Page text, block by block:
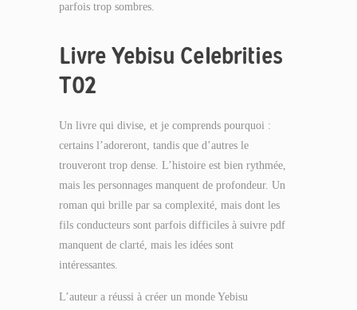
parfois trop sombres.
Livre Yebisu Celebrities
T02
Un livre qui divise, et je comprends pourquoi :
certains l’adoreront, tandis que d’autres le
trouveront trop dense. L’histoire est bien rythmée,
mais les personnages manquent de profondeur. Un
roman qui brille par sa complexité, mais dont les
fils conducteurs sont parfois difficiles à suivre pdf
manquent de clarté, mais les idées sont
intéressantes.
L’auteur a réussi à créer un monde Yebisu